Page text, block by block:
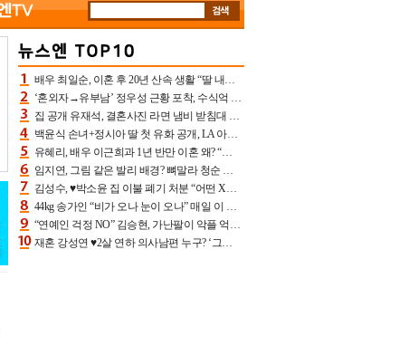
배우 최일순, 이혼 후 20년 산속 생활 “딸 내가 버렸다고 원망‥맘 아파”(특종)[어제TV]
‘혼외자→유부남’ 정우성 근황 포착, 수식억 해킹 피해 후배 만났다 “존경하는”
집 공개 유재석, 결혼사진 라면 냄비 받침대 되고 분노‥가족사진도 피해(놀뭐)[어제TV]
백윤식 손녀+정시아 딸 첫 유화 공개, LA 아트쇼→서울국제조각페스타 작가다운 수준급 실력
유혜리, 배우 이근희과 1년 반만 이혼 왜? “식칼 꽂고 의자 던져” 충격 폭로(특종)[어제TV]
임지연, 그림 같은 발리 배경? 뼈말라 청순 비키니 핏에 상대 안 되네
김성수, ♥박소윤 집 이불 폐기 처분 “어떤 X이랑 썼을지 몰라” 질투(신랑수업2)[어제TV]
44kg 송가인 “비가 오나 눈이 오나” 매일 이 운동, 허벅지 근육량 상승+체지방 감소
“연예인 걱정 NO” 김승현, 가난팔이 악플 억울할만‥아내+딸과 日 여행
재혼 강성연 ♥2살 연하 의사남편 누구? ‘그알’ 자문의에 훈남 비주얼 초엘리트 스펙 [종합]